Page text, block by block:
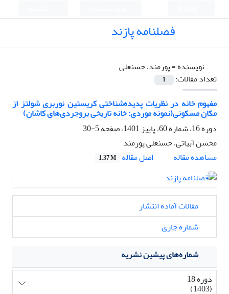
فصلنامه پازند
نویسنده =پورمند، حسنعلی
تعداد مقالات:
1
مفهوم خانه در نظریات پدیده‌شناختی کریستین نوربری شولتز از
مکان مسکونی(نمونه موردی: خانه تاریخی بروجردی‌های کاشان)
دوره 16، شماره 60، پاییز 1401، صفحه
5-30
محسن آبیاتی، حسنعلی پورمند
مشاهده مقاله
اصل مقاله 1.37 M
مقالات آماده انتشار
شماره جاری
شماره‌های پیشین نشریه
دوره 18
(1403)